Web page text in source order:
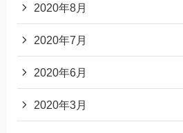
2020年8月
2020年7月
2020年6月
2020年3月